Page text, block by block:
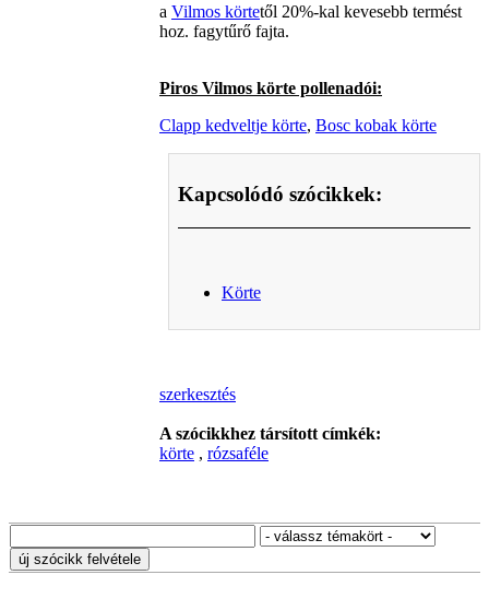
a Vilmos körtetől 20%-kal kevesebb termést
hoz. fagytűrő fajta.
Piros Vilmos körte pollenadói:
Clapp kedveltje körte, Bosc kobak körte
Kapcsolódó szócikkek:
Körte
szerkesztés
A szócikkhez társított címkék:
körte , rózsaféle